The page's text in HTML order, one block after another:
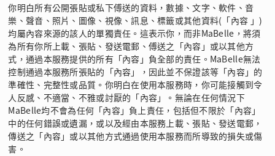
你明白所有公開張貼或私下傅送的資料，數據、文字、軟件、音
樂、聲音、照片、圖像、視像、訊息、標籤或其他資料(「內容 」)
均屬內容來源的該人的單獨責任。這表示你，而非MaBelle，將須
為所有你所上載、張貼、發送電郵、傅送之「內容」或以其他方
式，通過本服務提供的所有「內容」負全部的責任。MaBelle無法
控制通過本服務所張貼的「內容」，因此並不保證該等「內容」的
準確性、完整性或品質。你明白在使用本服務時，你可能接觸到令
人反感、不適當、不雅或討厭的「內容」。無論在任何情況下
MaBelle均不會為任何「內容」負上責任，包括但不限於「內容」
中的任何錯誤或遺漏，或以及經由本服務上載、張貼、發送電郵，
傳送之「內容」或以其他方式通過使用本服務而所導致的損失或傷
害。